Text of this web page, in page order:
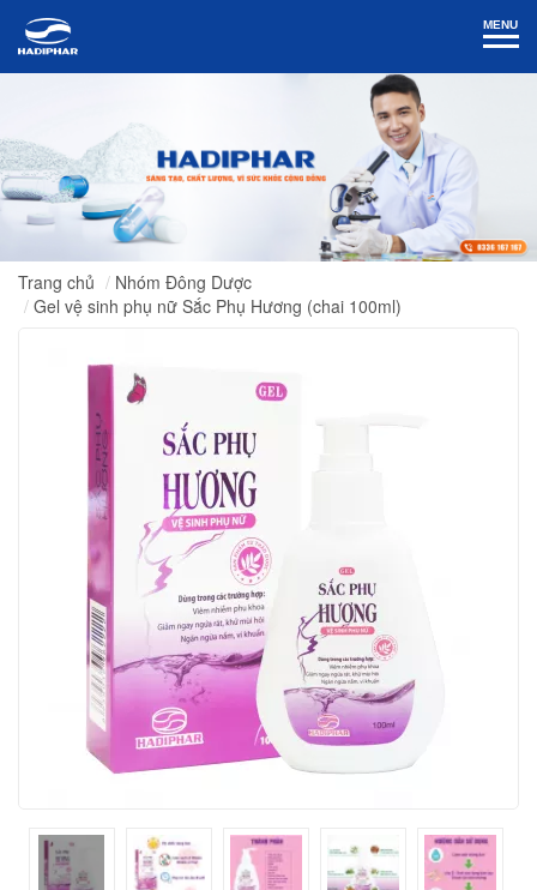
MENU
Trang chủ
Nhóm Đông Dược
Gel vệ sinh phụ nữ Sắc Phụ Hương (chai 100ml)